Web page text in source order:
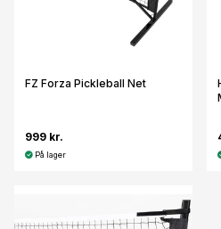
FZ Forza Pickleball Net
999 kr.
På lager